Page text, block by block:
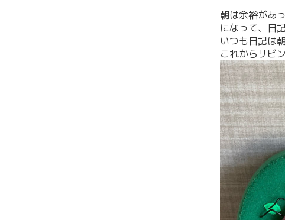
朝は余裕があ
になって、日
いつも日記は
これからリビ